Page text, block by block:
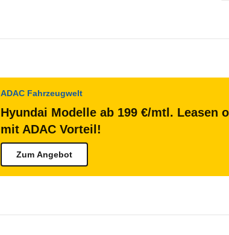
ADAC Fahrzeugwelt
Hyundai Modelle ab 199 €/mtl. Leasen
mit ADAC Vorteil!
Zum Angebot